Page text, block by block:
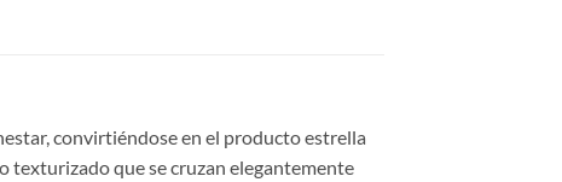
convirtiéndose en el producto estrella
texturizado que se cruzan elegantemente